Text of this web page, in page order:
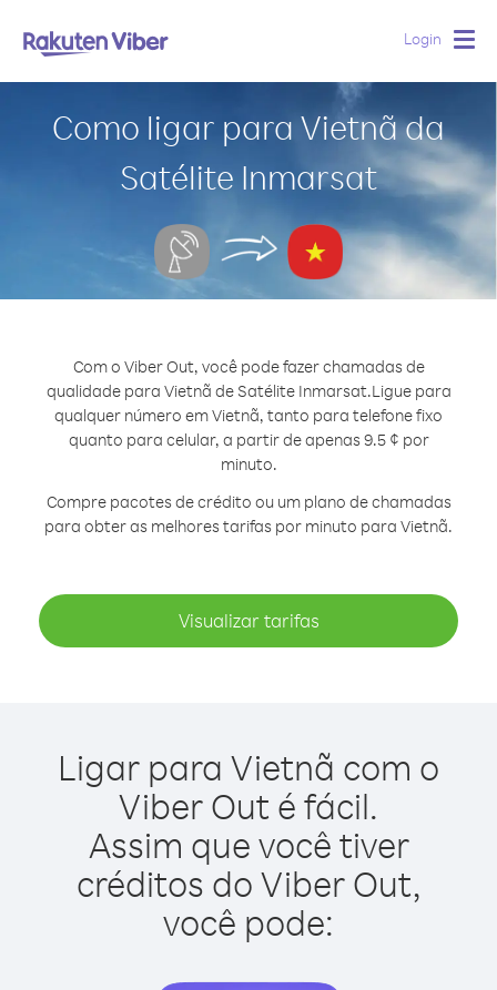
Login
Como ligar para Vietnã da
Satélite Inmarsat
Com o Viber Out, você pode fazer chamadas de
qualidade para Vietnã de Satélite Inmarsat.Ligue para
qualquer número em Vietnã, tanto para telefone fixo
quanto para celular, a partir de apenas 9.5 ¢ por
minuto.
Compre pacotes de crédito ou um plano de chamadas
para obter as melhores tarifas por minuto para Vietnã.
Visualizar tarifas
Ligar para Vietnã com o
Viber Out é fácil.
Assim que você tiver
créditos do Viber Out,
você pode: